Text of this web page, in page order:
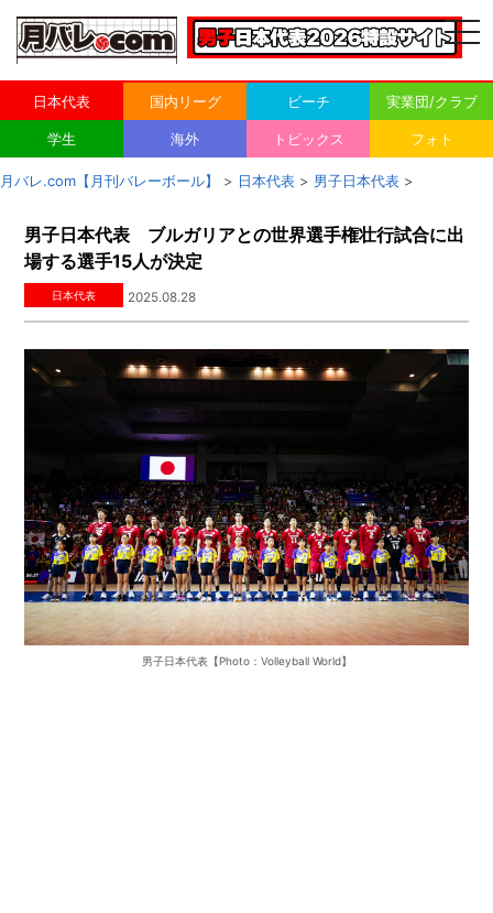
日本代表 国内リーグ ビーチ 実業団/クラブ
学生 海外 トピックス フォト
月バレ.com【月刊バレーボール】 > 日本代表 > 男子日本代表 >
男子日本代表 ブルガリアとの世界選手権壮行試合に出
場する選手15人が決定
日本代表 2025.08.28
男子日本代表【Photo：Volleyball World】